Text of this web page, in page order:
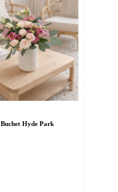
Buchet Hyde Park